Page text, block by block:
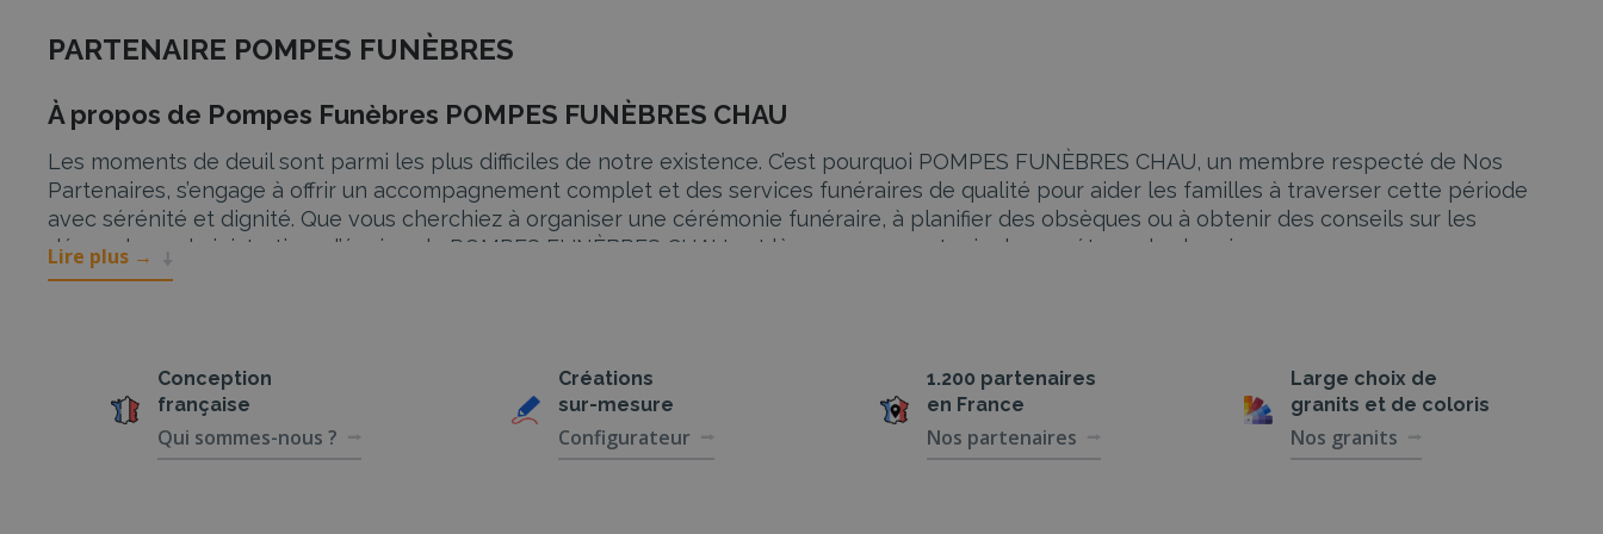
PARTENAIRE POMPES FUNÈBRES
À propos de Pompes Funèbres POMPES FUNÈBRES CHAU
Les moments de deuil sont parmi les plus difficiles de notre existence. C’est pourquoi POMPES FUNÈBRES CHAU, un membre respecté de Nos
Partenaires, s’engage à offrir un accompagnement complet et des services funéraires de qualité pour aider les familles à traverser cette période
avec sérénité et dignité. Que vous cherchiez à organiser une cérémonie funéraire, à planifier des obsèques ou à obtenir des conseils sur les
démarches administratives, l’équipe de POMPES FUNÈBRES CHAU est là pour vous soutenir chaque étape du chemin.
La perte d’un être cher est une épreuve profondément éprouvante, et l’organisation des obsèques peut sembler une tâche accablante. POMPES
FUNÈBRES CHAU prend en charge l’ensemble du processus de planification et de coordination de la cérémonie funéraire, en s’assurant que
chaque aspect est pris en compte selon les souhaits du défunt et de ses proches. Du choix du cercueil à la rédaction des faire-part, chaque détail
Lire plus →
Conception
française
Qui sommes-nous ?
Créations
sur-mesure
Configurateur
1.200 partenaires
en France
Nos partenaires
Large choix de
granits et de coloris
Nos granits